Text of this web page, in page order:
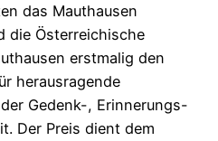
das Mauthausen
die Österreichische
erstmalig den
herausragende
Gedenk-, Erinnerungs-
Der Preis dient dem